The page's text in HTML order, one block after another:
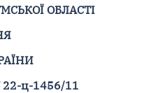
ОБЛАСТІ
22-ц-1456/11